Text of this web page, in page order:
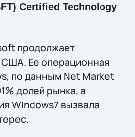
Certified Technology
продолжает
Ее операционная
по данным Net Market
долей рынка, а
Windows7 вызвала